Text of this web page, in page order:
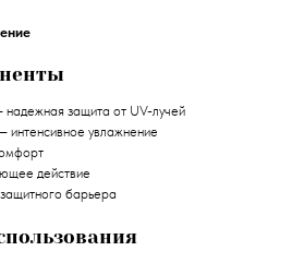
надежная защита от UV-лучей
интенсивное увлажнение
действие
барьера